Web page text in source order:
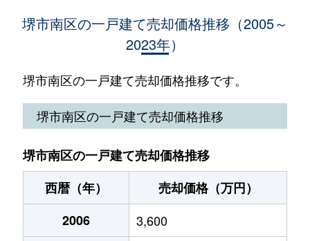
2,400万円 光明池
新檜尾台
2,100万円 光明池
新檜尾台
2,600万円 光明池
新檜尾台
4,000万円 光明池 徒歩16分
高尾
1,100万円 光明池 徒歩45分
堺市南区の一戸建て売却価格推移（2005～
2023年）
堺市南区の一戸建て売却価格推移です。
堺市南区の一戸建て売却価格推移
堺市南区の一戸建て売却価格推移
西暦（年）
売却価格（万円）
2006
3,600